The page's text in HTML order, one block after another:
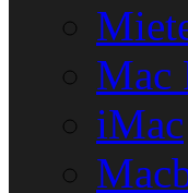
Mac
iMac